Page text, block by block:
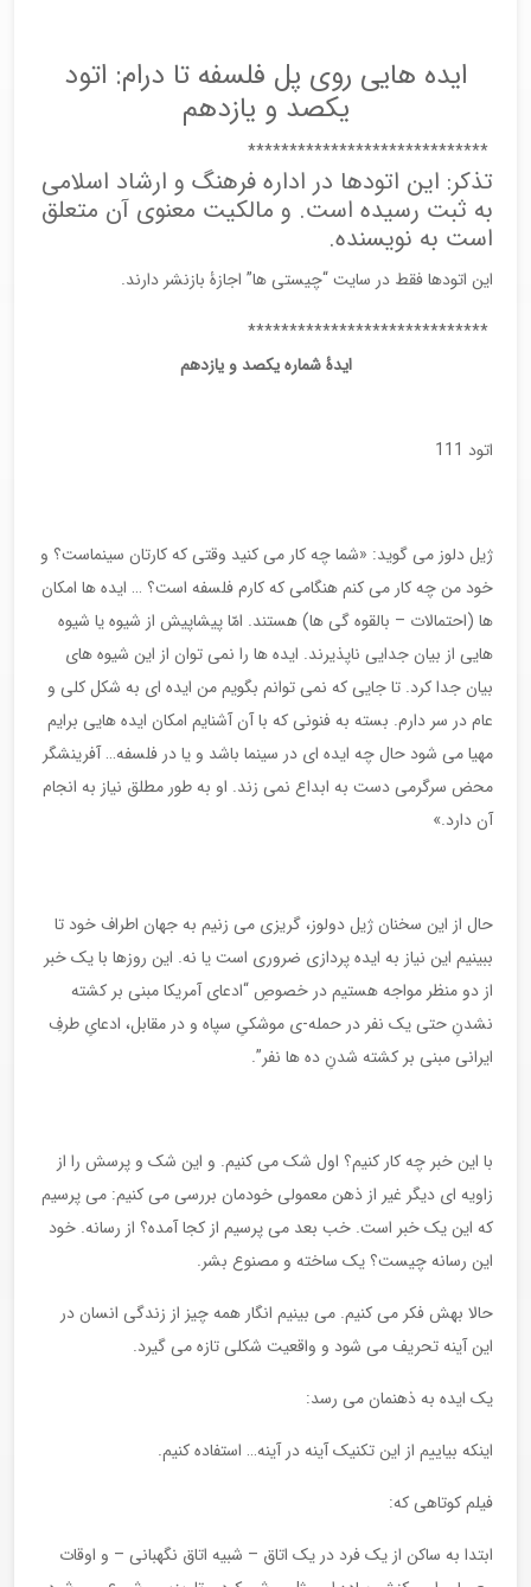
ایده هایی روی پل فلسفه تا درام: اتود
یکصد و یازدهم
*****************************
تذکر: این اتودها در اداره فرهنگ و ارشاد اسلامی
به ثبت رسیده است. و مالکیت معنوی آن متعلق
است به نویسنده.
این اتودها فقط در سایت “چیستی ها” اجازۀ بازنشر دارند.
*****************************
ایدۀ شماره یکصد و یازدهم
اتود 111
ژیل دلوز می گوید: «شما چه کار می کنید وقتی که کارتان سینماست؟ و
خود من چه کار می کنم هنگامی که کارم فلسفه است؟ … ایده ها امکان
ها (احتمالات – بالقوه گی ها) هستند. امّا پیشاپیش از شیوه یا شیوه
هایی از بیان جدایی ناپذیرند. ایده ها را نمی توان از این شیوه های
بیان جدا کرد. تا جایی که نمی توانم بگویم من ایده ای به شکل کلی و
عام در سر دارم. بسته به فنونی که با آن آشنایم امکان ایده هایی برایم
مهیا می شود حال چه ایده ای در سینما باشد و یا در فلسفه… آفرینشگر
محض سرگرمی دست به ابداع نمی زند. او به طور مطلق نیاز به انجام
آن دارد.»
حال از این سخنان ژیل دولوز، گریزی می زنیم به جهان اطراف خود تا
ببینیم این نیاز به ایده پردازی ضروری است یا نه. این روزها با یک خبر
از دو منظر مواجه هستیم در خصوصِ “ادعای آمریکا مبنی بر کشته
نشدنِ حتی یک نفر در حمله-ی موشکیِ سپاه و در مقابل، ادعایِ طرفِ
ایرانی مبنی بر کشته شدنِ ده ها نفر”.
با این خبر چه کار کنیم؟ اول شک می کنیم. و این شک و پرسش را از
زاویه ای دیگر غیر از ذهن معمولی خودمان بررسی می کنیم: می پرسیم
که این یک خبر است. خب بعد می پرسیم از کجا آمده؟ از رسانه. خود
این رسانه چیست؟ یک ساخته و مصنوع بشر.
حالا بهش فکر می کنیم. می بینیم انگار همه چیز از زندگی انسان در
این آینه تحریف می شود و واقعیت شکلی تازه می گیرد.
یک ایده به ذهنمان می رسد:
اینکه بیاییم از این تکنیک آینه در آینه… استفاده کنیم.
فیلم کوتاهی که:
ابتدا به ساکن از یک فرد در یک اتاق – شبیه اتاق نگهبانی – و اوقات